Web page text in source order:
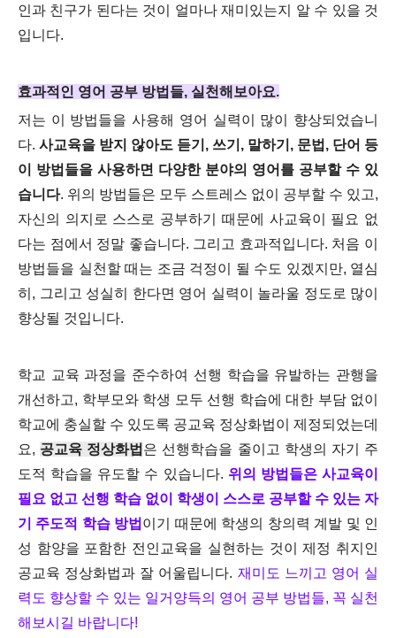
인과 친구가 된다는 것이 얼마나 재미있는지 알 수 있을 것
입니다.
효과적인 영어 공부 방법들, 실천해보아요.
저는 이 방법들을 사용해 영어 실력이 많이 향상되었습니
다. 사교육을 받지 않아도 듣기, 쓰기, 말하기, 문법, 단어 등
이 방법들을 사용하면 다양한 분야의 영어를 공부할 수 있
습니다. 위의 방법들은 모두 스트레스 없이 공부할 수 있고,
자신의 의지로 스스로 공부하기 때문에 사교육이 필요 없
다는 점에서 정말 좋습니다. 그리고 효과적입니다. 처음 이
방법들을 실천할 때는 조금 걱정이 될 수도 있겠지만, 열심
히, 그리고 성실히 한다면 영어 실력이 놀라울 정도로 많이
향상될 것입니다.
학교 교육 과정을 준수하여 선행 학습을 유발하는 관행을
개선하고, 학부모와 학생 모두 선행 학습에 대한 부담 없이
학교에 충실할 수 있도록 공교육 정상화법이 제정되었는데
요, 공교육 정상화법 은 선행학습을 줄이고 학생의 자기 주
도적 학습을 유도할 수 있습니다. 위의 방법들은 사교육이
필요 없고 선행 학습 없이 학생이 스스로 공부할 수 있는 자
기 주도적 학습 방법 이기 때문에 학생의 창의력 계발 및 인
성 함양을 포함한 전인교육을 실현하는 것이 제정 취지인
공교육 정상화법과 잘 어울립니다. 재미도 느끼고 영어 실
력도 향상할 수 있는 일거양득의 영어 공부 방법들, 꼭 실천
해보시길 바랍니다!